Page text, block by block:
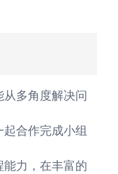
多角度解决问
合作完成小组
力，在丰富的